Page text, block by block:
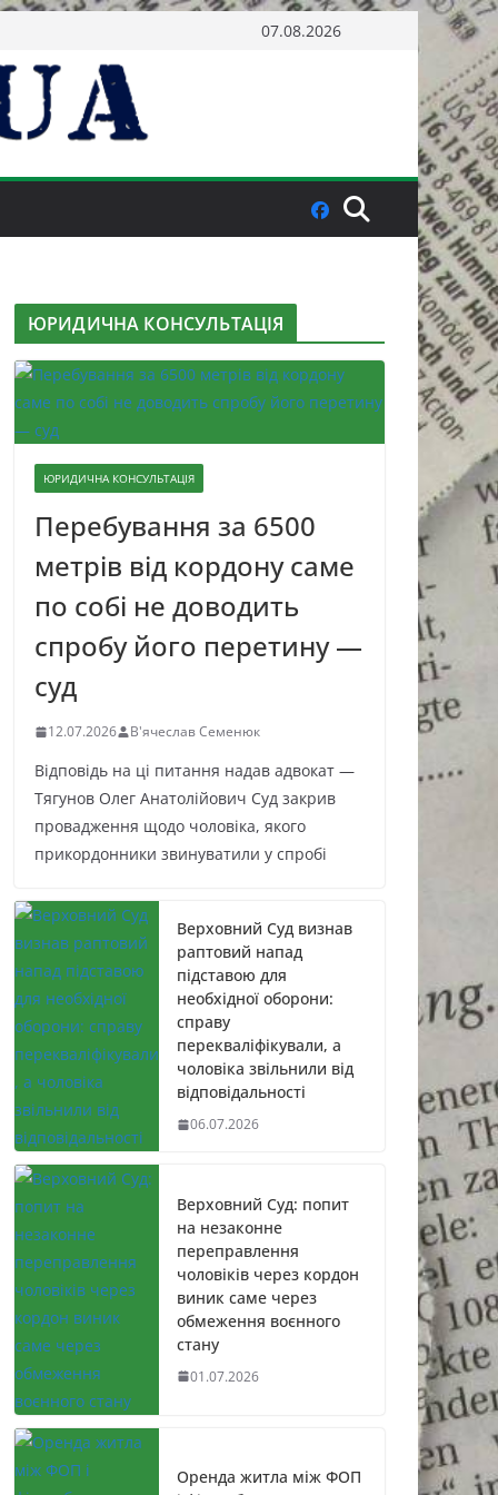
07.08.2026
ЮРИДИЧНА КОНСУЛЬТАЦІЯ
ЮРИДИЧНА КОНСУЛЬТАЦІЯ
Перебування за 6500
метрів від кордону саме
по собі не доводить
спробу його перетину —
суд
12.07.2026 В'ячеслав Семенюк
Відповідь на ці питання надав адвокат —
Тягунов Олег Анатолійович Суд закрив
провадження щодо чоловіка, якого
прикордонники звинуватили у спробі
Верховний Суд визнав
раптовий напад
підставою для
необхідної оборони:
справу
перекваліфікували, а
чоловіка звільнили від
відповідальності
06.07.2026
Верховний Суд: попит
на незаконне
переправлення
чоловіків через кордон
виник саме через
обмеження воєнного
стану
01.07.2026
Оренда житла між ФОП